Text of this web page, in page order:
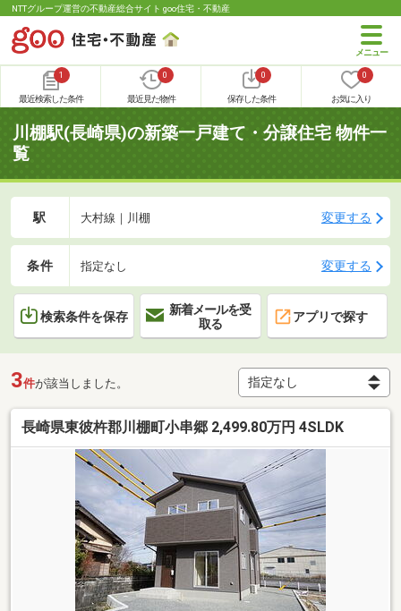
NTTグループ運営の不動産総合サイト goo住宅・不動産
1
最近検索した条件
0
最近見た物件
0
保存した条件
0
お気に入り
川棚駅(長崎県)の新築一戸建て・分譲住宅 物件一
覧
駅 大村線｜川棚 変更する
条件 指定なし 変更する
検索条件を保存
新着メールを受
取る
アプリで探す
3件が該当しました。
長崎県東彼杵郡川棚町小串郷 2,499.80万円 4SLDK